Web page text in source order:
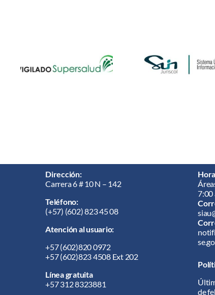
Dirección:
Carrera 6 # 10 N – 142
Teléfono:
(+57) (602) 823 45 08
Atención al usuario:
+57(602)820 0972
+57(602)823 4508 Ext 202
Línea gratuita
+57 312 8323881
7:00
de